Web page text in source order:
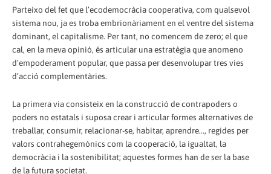
Parteixo del fet que l’ecodemocràcia cooperativa, com qualsevol
sistema nou, ja es troba embrionàriament en el ventre del sistema
dominant, el capitalisme. Per tant, no comencem de zero; el que
cal, en la meva opinió, és articular una estratègia que anomeno
d’empoderament popular, que passa per desenvolupar tres vies
d’acció complementàries.
La primera via consisteix en la construcció de contrapoders o
poders no estatals i suposa crear i articular formes alternatives de
treballar, consumir, relacionar-se, habitar, aprendre..., regides per
valors contrahegemònics com la cooperació, la igualtat, la
democràcia i la sostenibilitat; aquestes formes han de ser la base
de la futura societat.